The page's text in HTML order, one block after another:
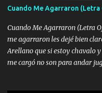
adoro
Cuando Me Agarraron (Letra
Cuando Me Agarraron (Letra
me agarraron les dejé bien
Arellano que si estoy chavalo
me cargó no son para andar